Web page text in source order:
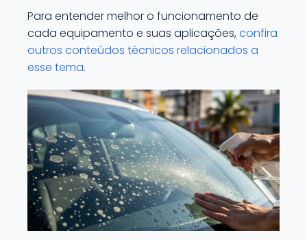
Para entender melhor o funcionamento de
cada equipamento e suas aplicações, confira
outros conteúdos técnicos relacionados a
esse tema.